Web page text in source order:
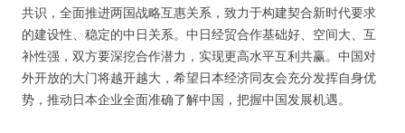
共识，全面推进两国战略互惠关系，致力于构建契合新时代要求
的建设性、稳定的中日关系。中日经贸合作基础好、空间大、互
补性强，双方要深挖合作潜力，实现更高水平互利共赢。中国对
外开放的大门将越开越大，希望日本经济同友会充分发挥自身优
势，推动日本企业全面准确了解中国，把握中国发展机遇。